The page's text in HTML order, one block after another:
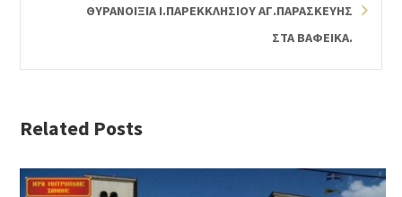
ΘΥΡΑΝΟΙΞΙΑ Ι.ΠΑΡΕΚΚΛΗΣΙΟΥ ΑΓ.ΠΑΡΑΣΚΕΥΗΣ
ΣΤΑ ΒΑΦEΙΚΑ.
Related Posts